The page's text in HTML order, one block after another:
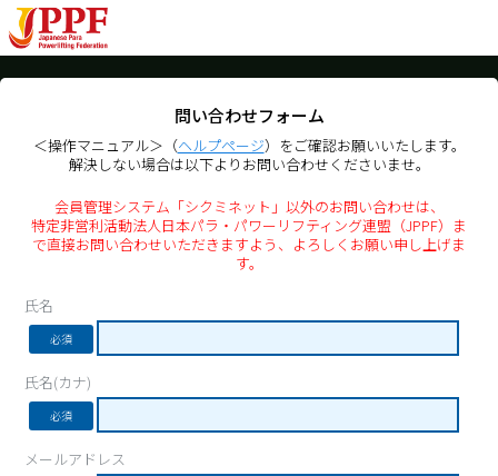
問い合わせフォーム
＜操作マニュアル＞（ヘルプページ）をご確認お願いいたします。
解決しない場合は以下よりお問い合わせくださいませ。
会員管理システム「シクミネット」以外のお問い合わせは、
特定非営利活動法人日本パラ・パワーリフティング連盟（JPPF）ま
で直接お問い合わせいただきますよう、よろしくお願い申し上げま
す。
氏名
必須
氏名(カナ)
必須
メールアドレス